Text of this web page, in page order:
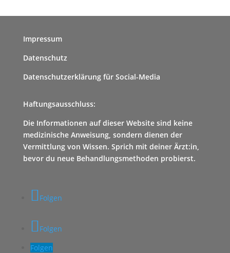
Impressum
Datenschutz
Datenschutzerklärung für Social-Media
Haftungsausschluss:
Die Informationen auf dieser Website sind keine
medizinische Anweisung, sondern dienen der
Vermittlung von Wissen. Sprich mit deiner Ärzt:in,
bevor du neue Behandlungsmethoden probierst.
Folgen
Folgen
Folgen